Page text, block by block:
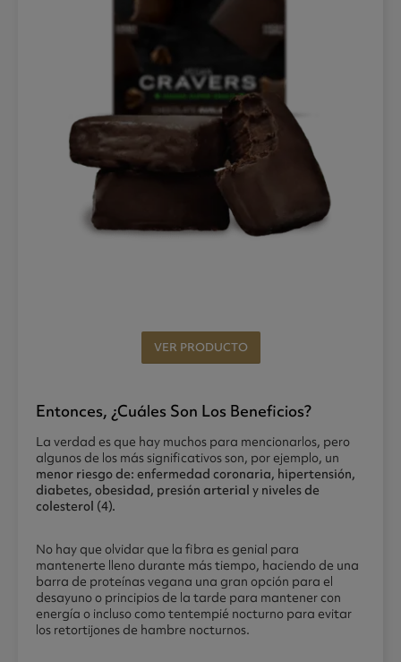
VER PRODUCTO
Entonces, ¿cuáles Son Los Beneficios?
La verdad es que hay muchos para mencionarlos, pero
algunos de los más significativos son, por ejemplo, un
menor riesgo de: enfermedad coronaria, hipertensión,
diabetes, obesidad, presión arterial y niveles de
colesterol (4).
No hay que olvidar que la fibra es genial para
mantenerte lleno durante más tiempo, haciendo de una
barra de proteínas vegana una gran opción para el
desayuno o principios de la tarde para mantener con
energía o incluso como tentempié nocturno para evitar
los retortijones de hambre nocturnos.